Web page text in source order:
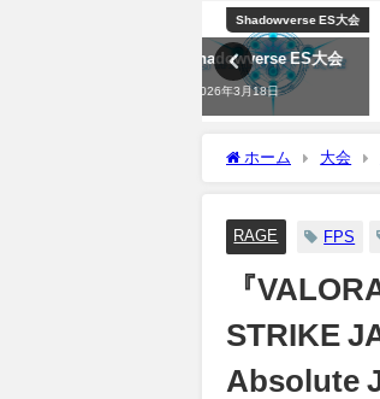
モンストグランプ
モンストグランプリ
2026年3月18日
ホーム 大会
RAGE FPS
『
STRIKE
Absolute